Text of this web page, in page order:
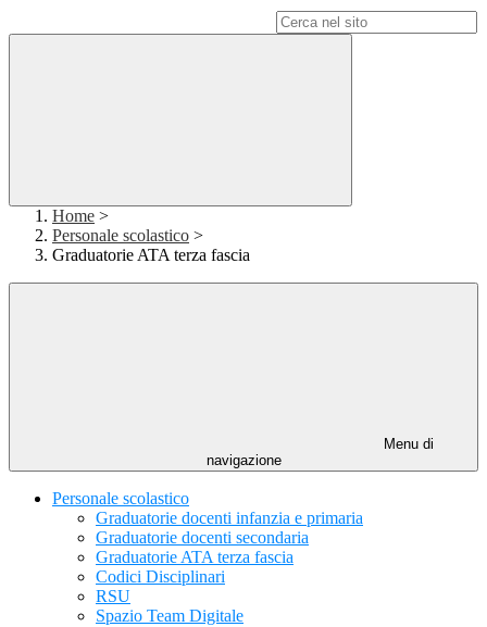
Home >
Personale scolastico >
Graduatorie ATA terza fascia
Menu di
navigazione
Personale scolastico
Graduatorie docenti infanzia e primaria
Graduatorie docenti secondaria
Graduatorie ATA terza fascia
Codici Disciplinari
RSU
Spazio Team Digitale